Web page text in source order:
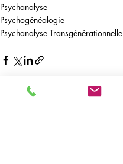
Psychanalyse
Psychogénéalogie
Psychanalyse Transgénérationnelle